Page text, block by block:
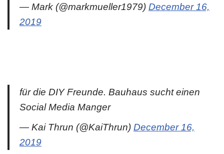
— Mark (@markmueller1979) December 16,
2019
für die DIY Freunde. Bauhaus sucht einen
Social Media Manger
— Kai Thrun (@KaiThrun) December 16,
2019